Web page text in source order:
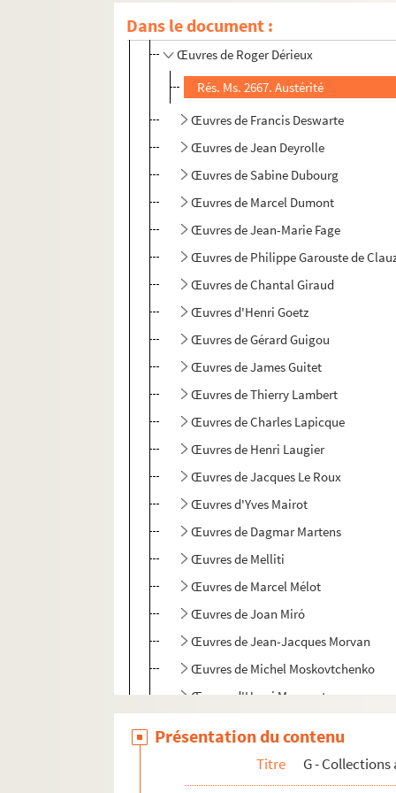
Dans le document :
Œuvres de Natalie Dasseville
Œuvres de Roger Dérieux
Rés. Ms. 2667. Austérité
Œuvres de Francis Deswarte
Œuvres de Jean Deyrolle
Œuvres de Sabine Dubourg
Œuvres de Marcel Dumont
Œuvres de Jean-Marie Fage
Œuvres de Philippe Garouste de
Œuvres de Chantal Giraud
Œuvres d'Henri Goetz
Œuvres de Gérard Guigou
Œuvres de James Guitet
Œuvres de Thierry Lambert
Œuvres de Charles Lapicque
Œuvres de Henri Laugier
Œuvres de Jacques Le Roux
Œuvres d'Yves Mairot
Œuvres de Dagmar Martens
Œuvres de Melliti
Œuvres de Marcel Mélot
Œuvres de Joan Miró
Œuvres de Jean-Jacques Morvan
Œuvres de Michel Moskovtchenko
Œuvres d'Henri Mouvant
Présentation du contenu
Titre G -